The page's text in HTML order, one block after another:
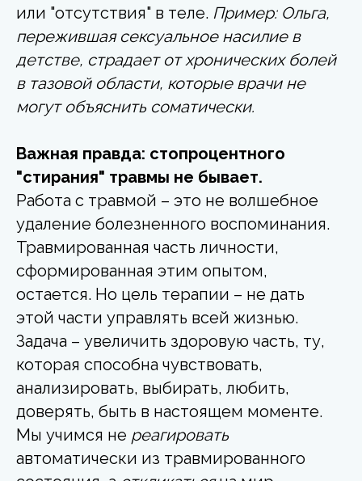
или "отсутствия" в теле. Пример: Ольга,
пережившая сексуальное насилие в
детстве, страдает от хронических болей
в тазовой области, которые врачи не
могут объяснить соматически.
Важная правда: стопроцентного
"стирания" травмы не бывает.
Работа с травмой – это не волшебное
удаление болезненного воспоминания.
Травмированная часть личности,
сформированная этим опытом,
остается. Но цель терапии – не дать
этой части управлять всей жизнью.
Задача – увеличить здоровую часть, ту,
которая способна чувствовать,
анализировать, выбирать, любить,
доверять, быть в настоящем моменте.
Мы учимся не реагировать
автоматически из травмированного